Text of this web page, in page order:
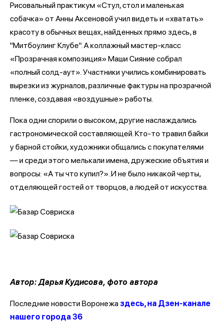
Рисовальный практикум «Стул, стол и маленькая
собачка» от Анны Аксеновой учил видеть и «хватать»
красоту в обычных вещах, найденных прямо здесь, в
"Митбоулинг Клубе". А коллажный мастер-класс
«Прозрачная композиция» Маши Сияние собрал
«полный солд-аут». Участники учились комбинировать
вырезки из журналов, различные фактуры на прозрачной
пленке, создавая «воздушные» работы.
Пока одни спорили о высоком, другие наслаждались
гастрономической составляющей. Кто-то травил байки
у барной стойки, художники общались с покупателями
— и среди этого мелькали имена, дружеские объятия и
вопросы: «А ты что купил?». И не было никакой черты,
отделяющей гостей от творцов, а людей от искусства.
Автор: Дарья Кудисова, фото автора
Последние новости Воронежа здесь, на Дзен-канале
нашего города 36